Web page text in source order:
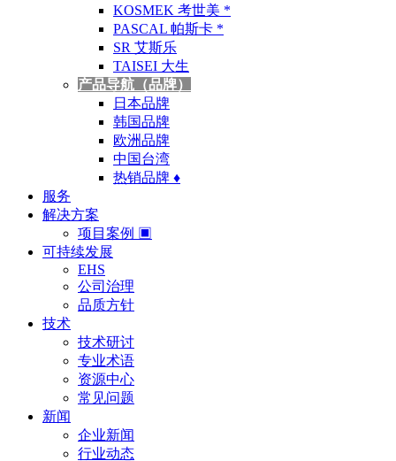
KOSMEK 考世美 *
PASCAL 帕斯卡 *
SR 艾斯乐
TAISEI 大生
产品导航（品牌）
日本品牌
韩国品牌
欧洲品牌
中国台湾
热销品牌 ♦
服务
解决方案
项目案例 ▣
可持续发展
EHS
公司治理
品质方针
技术
技术研讨
专业术语
资源中心
常见问题
新闻
企业新闻
行业动态